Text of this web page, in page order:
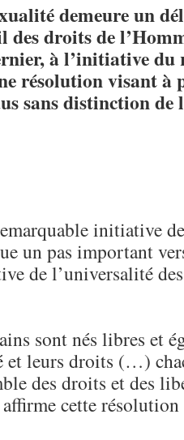
demeure un
des droits de
à l’initiative du
résolution visant à
sans distinction
initiative
un pas important
de l’universalité
sont nés libres et
et leurs droits (…)
des droits et des
cette résolution